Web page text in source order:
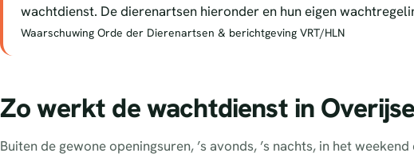
wachtdienst. De dierenartsen hieronder en hun eigen
Waarschuwing Orde der Dierenartsen & berichtgeving VRT/HLN
Zo werkt de wachtdienst in Overijse
Buiten de gewone openingsuren, ’s avonds, ’s nachts, in het